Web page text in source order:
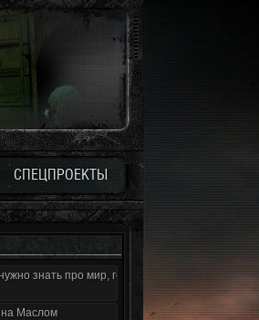
СПЕЦПРОЕКТЫ
знать про мир, геймплей и сюжет | Разбор
Маслом